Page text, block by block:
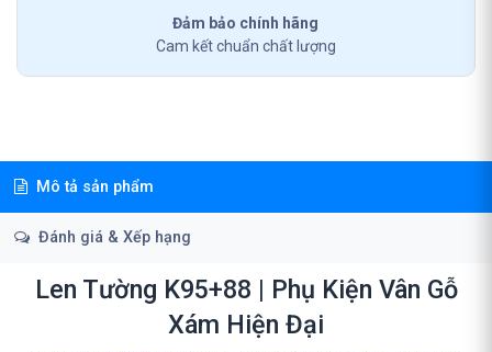
Đảm bảo chính hãng
Cam kết chuẩn chất lượng
Mô tả sản phẩm
Đánh giá & Xếp hạng
Len Tường K95+88 | Phụ Kiện Vân Gỗ
Xám Hiện Đại